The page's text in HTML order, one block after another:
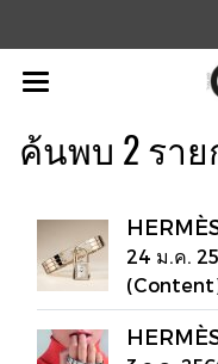
ค้นพบ 2 ราย
24 ม.ค.